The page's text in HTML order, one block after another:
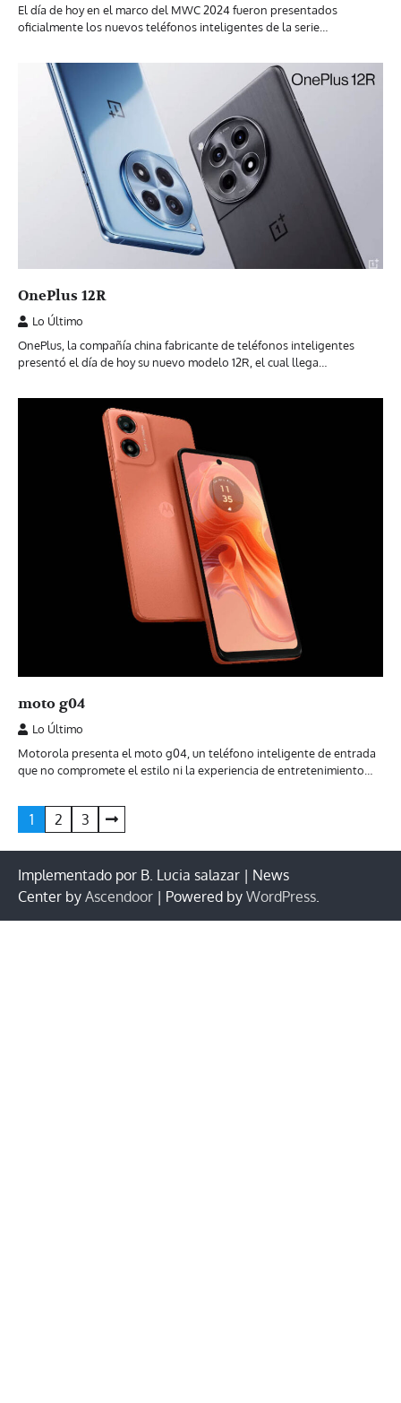
El día de hoy en el marco del MWC 2024 fueron presentados
oficialmente los nuevos teléfonos inteligentes de la serie…
OnePlus 12R
Lo Último
OnePlus, la compañía china fabricante de teléfonos inteligentes
presentó el día de hoy su nuevo modelo 12R, el cual llega…
moto g04
Lo Último
Motorola presenta el moto g04, un teléfono inteligente de entrada
que no compromete el estilo ni la experiencia de entretenimiento…
Paginación
de
entradas
1 2 3
Implementado por B. Lucia salazar | News
Center by Ascendoor | Powered by WordPress